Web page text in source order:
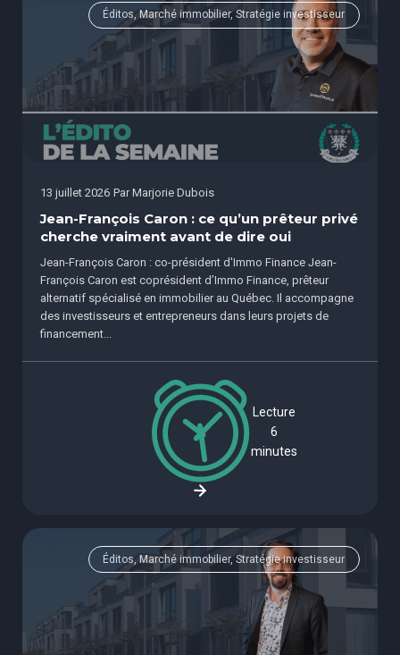
Éditos, Marché immobilier, Stratégie investisseur
13 juillet 2026 Par Marjorie Dubois
Jean-François Caron : ce qu’un prêteur privé
cherche vraiment avant de dire oui
Jean-François Caron : co-président d'Immo Finance Jean-
François Caron est coprésident d’Immo Finance, prêteur
alternatif spécialisé en immobilier au Québec. Il accompagne
des investisseurs et entrepreneurs dans leurs projets de
financement...
Lecture
6
minutes
Éditos, Marché immobilier, Stratégie investisseur